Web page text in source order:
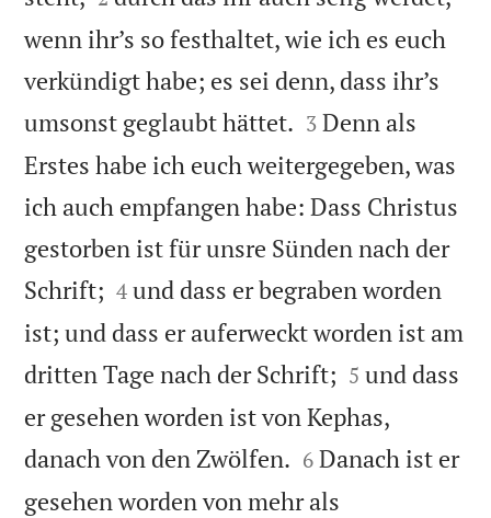
wenn ihr’s so festhaltet, wie ich es euch
verkündigt habe; es sei denn, dass ihr’s
umsonst geglaubt hättet. 

3 Denn als
Erstes habe ich euch weitergegeben, was
ich auch empfangen habe: Dass Christus
gestorben ist für unsre Sünden nach der
Schrift; 

4 und dass er begraben worden
ist; und dass er auferweckt worden ist am
dritten Tage nach der Schrift; 

5 und dass
er gesehen worden ist von Kephas,
danach von den Zwölfen. 

6 Danach ist er
gesehen worden von mehr als